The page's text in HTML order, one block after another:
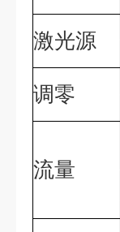
激光源
调零
流量